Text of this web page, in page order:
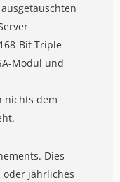
Bit Triple
Modul und
nichts dem
Dies
oder jährliches